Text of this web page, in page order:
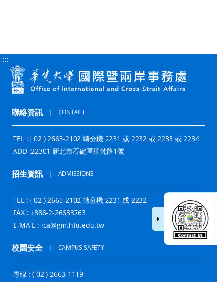
:::
聯絡資訊 ｜ CONTACT
TEL : ( 02 ) 2663-2102 轉分機 2231 或 2232 或 2233 或 2234
ADD :22301 新北市石碇區華梵路1號
招生資訊 ｜ ADMISSIONS
TEL : ( 02 ) 2663-2102 轉分機 2231 或 2232
FAX : +886-2-26633763
E-MAIL : ica@gm.hfu.edu.tw
校園安全 ｜ CAMPUS SAFETY
專線 : ( 02 ) 2663-1119